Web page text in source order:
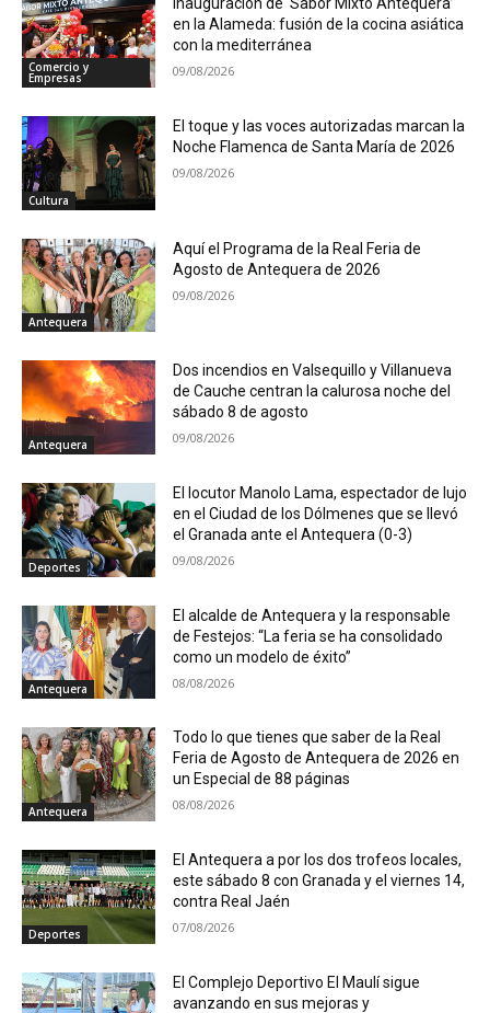
Comercio y
Empresas
Inauguración de ‘Sabor Mixto Antequera’
en la Alameda: fusión de la cocina asiática
con la mediterránea
09/08/2026
Cultura
El toque y las voces autorizadas marcan la
Noche Flamenca de Santa María de 2026
09/08/2026
Antequera
Aquí el Programa de la Real Feria de
Agosto de Antequera de 2026
09/08/2026
Antequera
Dos incendios en Valsequillo y Villanueva
de Cauche centran la calurosa noche del
sábado 8 de agosto
09/08/2026
Deportes
El locutor Manolo Lama, espectador de lujo
en el Ciudad de los Dólmenes que se llevó
el Granada ante el Antequera (0-3)
09/08/2026
Antequera
El alcalde de Antequera y la responsable
de Festejos: “La feria se ha consolidado
como un modelo de éxito”
08/08/2026
Antequera
Todo lo que tienes que saber de la Real
Feria de Agosto de Antequera de 2026 en
un Especial de 88 páginas
08/08/2026
Deportes
El Antequera a por los dos trofeos locales,
este sábado 8 con Granada y el viernes 14,
contra Real Jaén
07/08/2026
El Complejo Deportivo El Maulí sigue
avanzando en sus mejoras y